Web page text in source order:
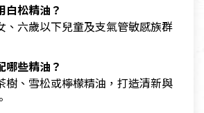
白松精油？
、六歲以下兒童及支氣管敏感族群
哪些精油？
樹、雪松或檸檬精油，打造清新與